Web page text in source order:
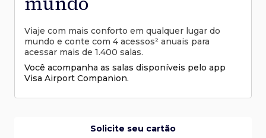
Viaje com mais conforto em qualquer lugar do
mundo e conte com 4 acessos² anuais para
acessar mais de 1.400 salas.
Você acompanha as salas disponíveis pelo app
Visa Airport Companion.
Solicite seu cartão